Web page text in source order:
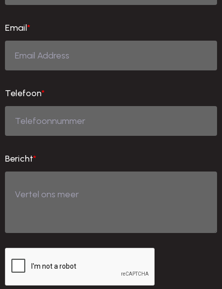
Email*
Telefoon*
Bericht*